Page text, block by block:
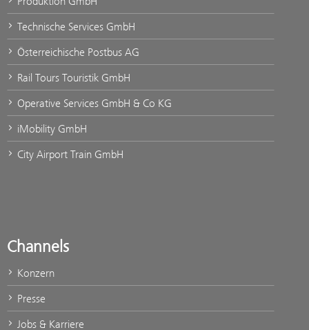
Technische Services GmbH
Österreichische Postbus AG
Rail Tours Touristik GmbH
Operative Services GmbH & Co KG
iMobility GmbH
City Airport Train GmbH
Channels
Konzern
Presse
Jobs & Karriere